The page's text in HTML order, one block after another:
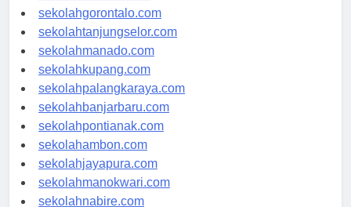
sekolahkendari.com
sekolahgorontalo.com
sekolahtanjungselor.com
sekolahmanado.com
sekolahkupang.com
sekolahpalangkaraya.com
sekolahbanjarbaru.com
sekolahpontianak.com
sekolahambon.com
sekolahjayapura.com
sekolahmanokwari.com